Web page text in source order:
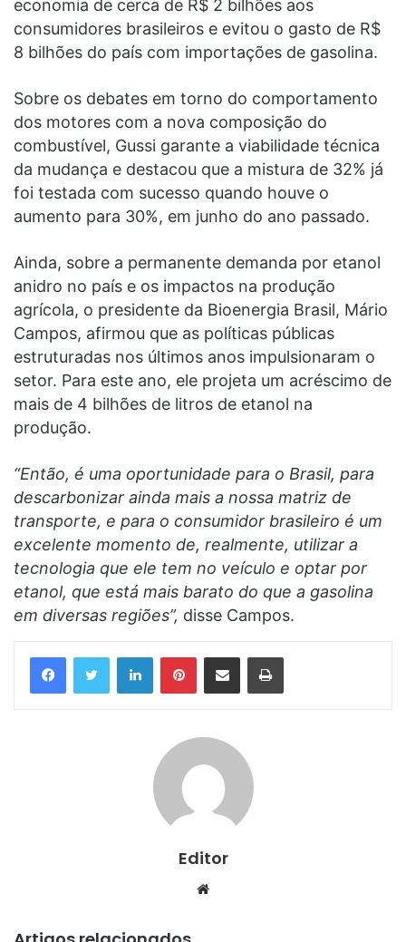
economia de cerca de R$ 2 bilhões aos
consumidores brasileiros e evitou o gasto de R$
8 bilhões do país com importações de gasolina.
Sobre os debates em torno do comportamento
dos motores com a nova composição do
combustível, Gussi garante a viabilidade técnica
da mudança e destacou que a mistura de 32% já
foi testada com sucesso quando houve o
aumento para 30%, em junho do ano passado.
Ainda, sobre a permanente demanda por etanol
anidro no país e os impactos na produção
agrícola, o presidente da Bioenergia Brasil, Mário
Campos, afirmou que as políticas públicas
estruturadas nos últimos anos impulsionaram o
setor. Para este ano, ele projeta um acréscimo de
mais de 4 bilhões de litros de etanol na
produção.
“Então, é uma oportunidade para o Brasil, para
descarbonizar ainda mais a nossa matriz de
transporte, e para o consumidor brasileiro é um
excelente momento de, realmente, utilizar a
tecnologia que ele tem no veículo e optar por
etanol, que está mais barato do que a gasolina
em diversas regiões”, disse Campos.
LinkedinPinterestCompartilhar via e-mail Imprimir
Editor
Website